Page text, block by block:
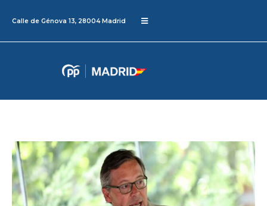
Calle de Génova 13, 28004 Madrid